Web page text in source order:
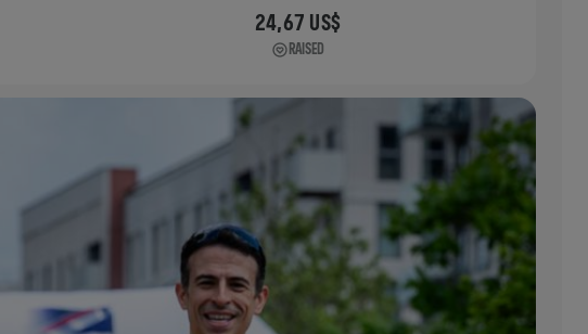
24,67 US$
RAISED